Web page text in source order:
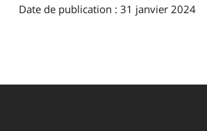
Date de publication : 31 janvier 2024